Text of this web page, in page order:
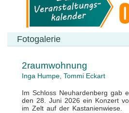
Fotogalerie
2raumwohnung
Inga Humpe, Tommi Eckart
Im Schloss Neuhardenberg gab
den 28. Juni 2026 ein Konzert
im Zelt auf der Kastanienwiese.